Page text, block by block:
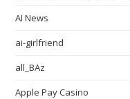
AI News
ai-girlfriend
all_BAz
Apple Pay Casino